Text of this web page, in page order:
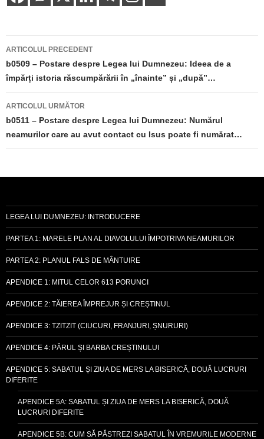
Navigare
în
articole
ARTICOLUL PRECEDENT
b0509 – Postare despre Legea lui Dumnezeu: Ideea de a
împărți istoria răscumpărării în „înainte” și „după”…
ARTICOLUL URMĂTOR
b0511 – Postare despre Legea lui Dumnezeu: Numărul
neamurilor care au avut contact cu Isus poate fi numărat…
LEGEA LUI DUMNEZEU: INTRODUCERE
PARTEA 1: MARELE PLAN AL DIAVOLULUI ÎMPOTRIVA NEAMURILOR
PARTEA 2: PLANUL FALS DE MÂNTUIRE
APENDICE 1: MITUL CELOR 613 PORUNCI
APENDICE 2: TĂIEREA ÎMPREJUR ȘI CREȘTINUL
APENDICE 3: TZITZIT (CIUCURI, FRANJURI, ȘNURURI)
APENDICE 4: PĂRUL ȘI BARBA CREȘTINULUI
APENDICE 5: SABATUL ȘI ZIUA DE MERS LA BISERICĂ, DOUĂ LUCRURI
DIFERITE
APENDICE 5A: SABATUL ȘI ZIUA DE MERS LA BISERICĂ, DOUĂ
LUCRURI DIFERITE
APENDICE 5B: CUM SĂ PĂSTREZI SABATUL ÎN VREMURILE MODERNE